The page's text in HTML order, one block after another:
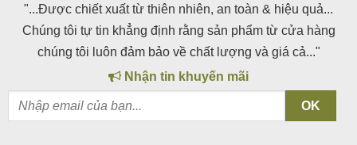
"...Được chiết xuất từ thiên nhiên, an toàn & hiệu quả...
Chúng tôi tự tin khẳng định rằng sản phẩm từ cửa hàng
chúng tôi luôn đảm bảo về chất lượng và giá cả..."
Nhận tin khuyến mãi